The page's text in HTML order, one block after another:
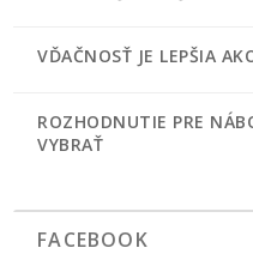
VĎAČNOSŤ JE LEPŠIA
ROZHODNUTIE PRE
VYBRAŤ
FACEBOOK